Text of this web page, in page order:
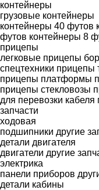
контейнеры
грузовые контейнеры
контейнеры 40 футов
футов контейнеры 8
прицепы
легковые прицепы
спецтехники прицепы
прицепы платформы
прицепы стекловозы
для перевозки кабеля
запчасти
ходовая
подшипники другие
детали двигателя
двигатели другие
электрика
панели приборов
детали кабины